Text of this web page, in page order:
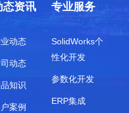
态资讯
动态
动态
知识
案例
专业服务
SolidWorks个
性化开发
参数化开发
ERP集成